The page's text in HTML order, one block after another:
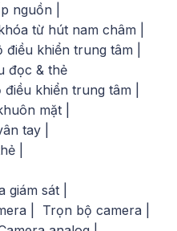
nguồn
từ hút nam châm
điều khiển trung tâm
đọc & thẻ
điều khiển trung tâm
mặt
tay
giám sát
Trọn bộ camera